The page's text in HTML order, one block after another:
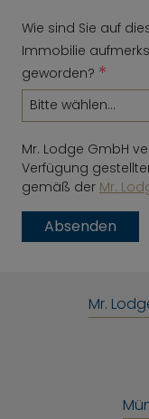
Wie sind Sie auf
Immobilie
geworden? *
Mr. Lodge GmbH
Verfügung
gemäß der Mr.
Absenden
Mr.